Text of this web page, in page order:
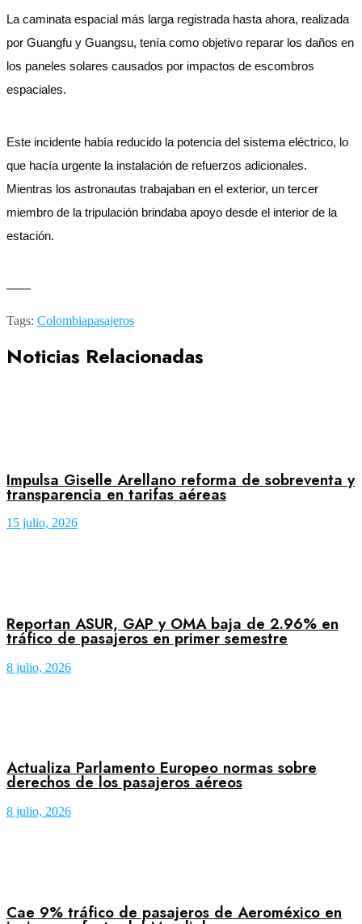
La caminata espacial más larga registrada hasta ahora, realizada
por Guangfu y Guangsu, tenía como objetivo reparar los daños en
los paneles solares causados por impactos de escombros
espaciales.
Este incidente había reducido la potencia del sistema eléctrico, lo
que hacía urgente la instalación de refuerzos adicionales.
Mientras los astronautas trabajaban en el exterior, un tercer
miembro de la tripulación brindaba apoyo desde el interior de la
estación.
——
Tags: Colombiapasajeros
Noticias Relacionadas
Impulsa Giselle Arellano reforma de sobreventa y
transparencia en tarifas aéreas
15 julio, 2026
Reportan ASUR, GAP y OMA baja de 2.96% en
tráfico de pasajeros en primer semestre
8 julio, 2026
Actualiza Parlamento Europeo normas sobre
derechos de los pasajeros aéreos
8 julio, 2026
Cae 9% tráfico de pasajeros de Aeroméxico en